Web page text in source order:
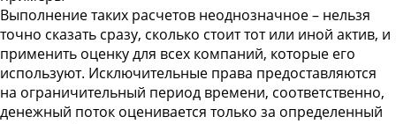
Выполнение таких расчетов неоднозначное – нельзя
точно сказать сразу, сколько стоит тот или иной актив, и
применить оценку для всех компаний, которые его
используют. Исключительные права предоставляются
на ограничительный период времени, соответственно,
денежный поток оценивается только за определенный